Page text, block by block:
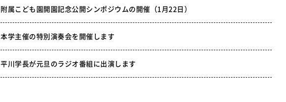
附属こども園開園記念公開シンポジウムの開催（1月22日）
本学主催の特別演奏会を開催します
平川学長が元旦のラジオ番組に出演します